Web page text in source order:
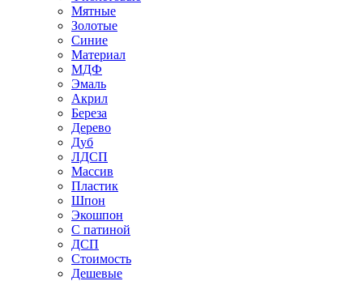
Мятные
Золотые
Синие
Материал
МДФ
Эмаль
Акрил
Береза
Дерево
Дуб
ЛДСП
Массив
Пластик
Шпон
Экошпон
С патиной
ДСП
Стоимость
Дешевые